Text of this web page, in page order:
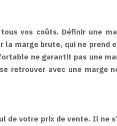
vos coûts. Définir une
marge brute, qui ne prend
ne garantit pas une
retrouver avec une marge
votre prix de vente. Il ne